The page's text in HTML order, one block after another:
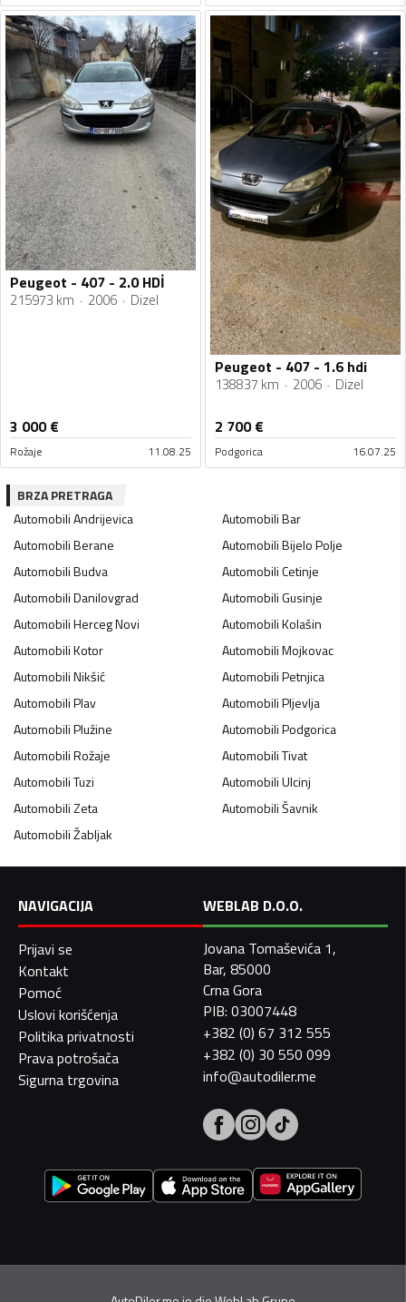
Peugeot - 407 - 2.0 HDİ
215973 km 2006 Dizel
3 000€
Rožaje 11.08.25
Peugeot - 407 - 1.6 hdi
138837 km 2006 Dizel
2 700€
Podgorica 16.07.25
BRZA PRETRAGA
AutomobiliAndrijevica AutomobiliBar
AutomobiliBerane AutomobiliBijelo Polje
AutomobiliBudva AutomobiliCetinje
AutomobiliDanilovgrad AutomobiliGusinje
AutomobiliHerceg Novi AutomobiliKolašin
AutomobiliKotor AutomobiliMojkovac
AutomobiliNikšić AutomobiliPetnjica
AutomobiliPlav AutomobiliPljevlja
AutomobiliPlužine AutomobiliPodgorica
AutomobiliRožaje AutomobiliTivat
AutomobiliTuzi AutomobiliUlcinj
AutomobiliZeta AutomobiliŠavnik
AutomobiliŽabljak
NAVIGACIJA
Prijavi se
Kontakt
Pomoć
Uslovi korišćenja
Politika privatnosti
Prava potrošača
Sigurna trgovina
WEBLAB D.O.O.
Jovana Tomaševića 1,
Bar, 85000
Crna Gora
PIB: 03007448
+382 (0) 67 312 555
+382 (0) 30 550 099
info@autodiler.me